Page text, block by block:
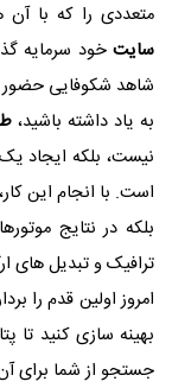
متعددی را که با آن
سایت خود سرمایه
شاهد شکوفایی حضور
به یاد داشته باشید،
نیست، بلکه ایجاد
است. با انجام این
بلکه در نتایج
ترافیک و تبدیل های
امروز اولین قدم را
بهینه سازی کنید تا
جستجو از شما برای